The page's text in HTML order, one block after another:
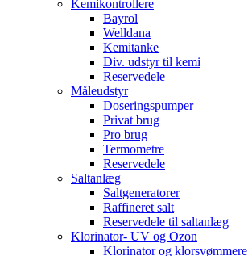
Kemikontrollere
Bayrol
Welldana
Kemitanke
Div. udstyr til kemi
Reservedele
Måleudstyr
Doseringspumper
Privat brug
Pro brug
Termometre
Reservedele
Saltanlæg
Saltgeneratorer
Raffineret salt
Reservedele til saltanlæg
Klorinator- UV og Ozon
Klorinator og klorsvømmere